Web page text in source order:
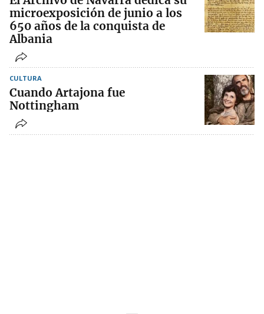
microexposición de junio a los
650 años de la conquista de
Albania
CULTURA
Cuando Artajona fue
Nottingham